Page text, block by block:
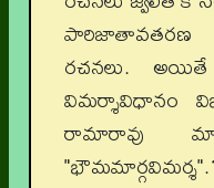
రచనలు.
విమర్శావిధానం
రామారావు
"భౌమమార్గవిమర్శ".